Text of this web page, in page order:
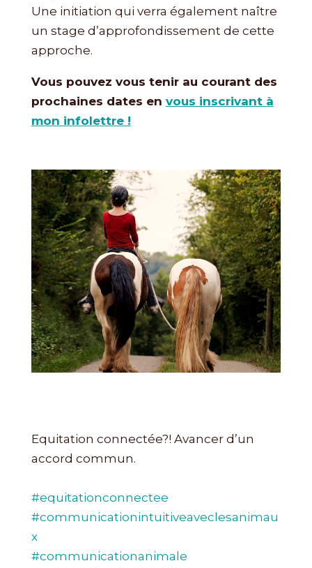
Une initiation qui verra également naître
un stage d’approfondissement de cette
approche.
Vous pouvez vous tenir au courant des
prochaines dates en vous inscrivant à
mon infolettre !
Equitation connectée?! Avancer d’un
accord commun.
#equitationconnectee
#communicationintuitiveaveclesanimau
x
#communicationanimale